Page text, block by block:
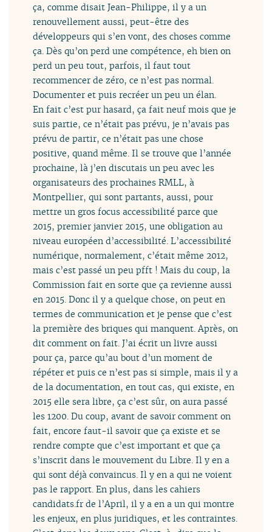
ça, comme disait Jean-Philippe, il y a un
renouvellement aussi, peut-être des
développeurs qui s’en vont, des choses comme
ça. Dès qu’on perd une compétence, eh bien on
perd un peu tout, parfois, il faut tout
recommencer de zéro, ce n’est pas normal.
Documenter et puis recréer un peu un élan.
En fait c’est pur hasard, ça fait neuf mois que je
suis partie, ce n’était pas prévu, je n’avais pas
prévu de partir, ce n’était pas une chose
positive, quand même. Il se trouve que l’année
prochaine, là j’en discutais un peu avec les
organisateurs des prochaines RMLL, à
Montpellier, qui sont partants, aussi, pour
mettre un gros focus accessibilité parce que
2015, premier janvier 2015, une obligation au
niveau européen d’accessibilité. L’accessibilité
numérique, normalement, c’était même 2012,
mais c’est passé un peu pfft ! Mais du coup, la
Commission fait en sorte que ça revienne aussi
en 2015. Donc il y a quelque chose, on peut en
termes de communication et je pense que c’est
la première des briques qui manquent. Après, on
dit comment on fait. J’ai écrit un livre aussi
pour ça, parce qu’au bout d’un moment de
répéter et puis ce n’est pas si simple, mais il y a
de la documentation, en tout cas, qui existe, en
2015 elle sera libre, ça c’est sûr, on aura passé
les 1200. Du coup, avant de savoir comment on
fait, encore faut-il savoir que ça existe et se
rendre compte que c’est important et que ça
s’inscrit dans le mouvement du Libre. Il y en a
qui sont déjà convaincus. Il y en a qui ne voient
pas le rapport. En plus, dans les cahiers
candidats.fr de l’April, il y a en a un qui montre
les enjeux, en plus juridiques, et les contraintes.